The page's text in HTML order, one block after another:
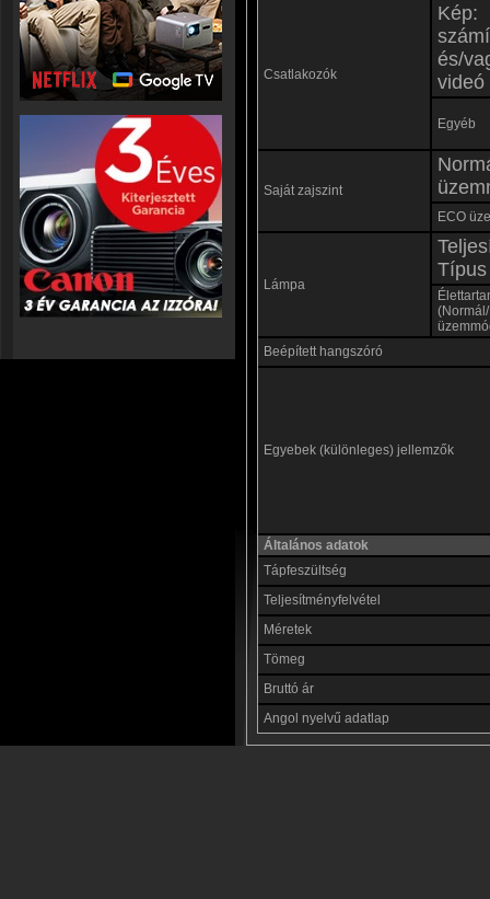
Csatlakozók
Kép:
és/
videó
Egyéb
Saját zajszint
ECO
Lámpa
Típus
Beépített hangszóró
Egyebek (különleges) jellemzők
Általános adatok
Tápfeszültség
Teljesítményfelvétel
Méretek
Tömeg
Bruttó ár
Angol nyelvű adatlap